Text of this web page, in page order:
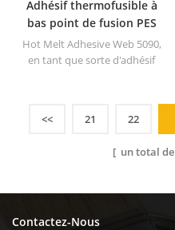
Adhésif thermofusible à
bas point de fusion PES
Web pour revêtement
mural
Hot Melt Adhesive Web 5090,
en tant que sorte d'adhésif
ou intermittent.
<< 21 22
[ un total de
Contactez-Nous